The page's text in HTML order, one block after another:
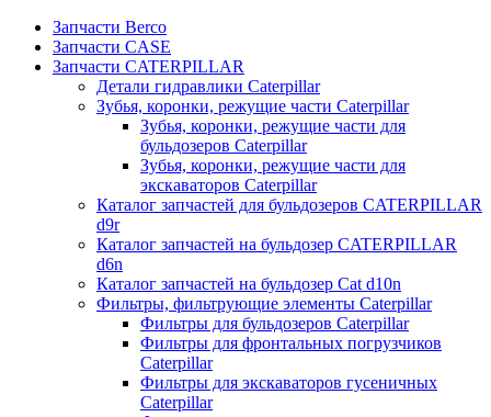
Запчасти Berco
Запчасти CASE
Запчасти CATERPILLAR
Детали гидравлики Caterpillar
Зубья, коронки, режущие части Caterpillar
Зубья, коронки, режущие части для
бульдозеров Caterpillar
Зубья, коронки, режущие части для
экскаваторов Caterpillar
Каталог запчастей для бульдозеров CATERPILLAR
d9r
Каталог запчастей на бульдозер CATERPILLAR
d6n
Каталог запчастей на бульдозер Сat d10n
Фильтры, фильтрующие элементы Caterpillar
Фильтры для бульдозеров Caterpillar
Фильтры для фронтальных погрузчиков
Caterpillar
Фильтры для экскаваторов гусеничных
Caterpillar